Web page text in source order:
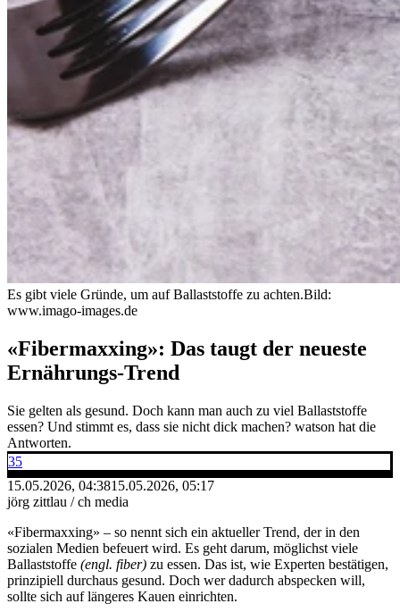
Es gibt viele Gründe, um auf Ballaststoffe zu achten.Bild:
www.imago-images.de
«Fibermaxxing»: Das taugt der neueste
Ernährungs-Trend
Sie gelten als gesund. Doch kann man auch zu viel Ballaststoffe
essen? Und stimmt es, dass sie nicht dick machen? watson hat die
Antworten.
35
15.05.2026, 04:3815.05.2026, 05:17
jörg zittlau / ch media
«Fibermaxxing» – so nennt sich ein aktueller Trend, der in den
sozialen Medien befeuert wird. Es geht darum, möglichst viele
Ballaststoffe (engl. fiber) zu essen. Das ist, wie Experten bestätigen,
prinzipiell durchaus gesund. Doch wer dadurch abspecken will,
sollte sich auf längeres Kauen einrichten.